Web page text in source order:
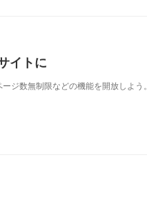
イトに
ジ数無制限などの機能を開放しよう。